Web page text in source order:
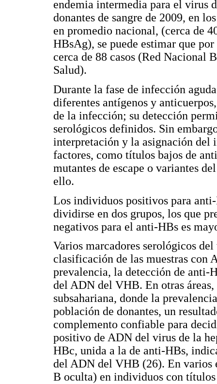
endemia intermedia para el virus
donantes de sangre de 2009, en
en promedio nacional, (cerca de
HBsAg), se puede estimar que
cerca de 88 casos (Red Nacional
Salud).
Durante la fase de infección
diferentes antígenos y
de la infección; su detección
serológicos definidos. Sin
interpretación y la asignación del
factores, como títulos bajos de
mutantes de escape o variantes
ello.
Los individuos positivos para
dividirse en dos grupos, los que
negativos para el anti-HBs es
Varios marcadores serológicos
clasificación de las muestras con
prevalencia, la detección de anti-
del ADN del VHB. En otras
subsahariana, donde la
población de donantes, un
complemento confiable para
positivo de ADN del virus de la
HBc, unida a la de anti-HBs,
del ADN del VHB (26). En varios
B oculta) en individuos con